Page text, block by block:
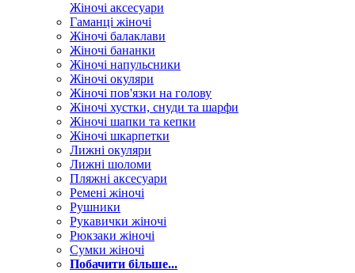
Жіночі аксесуари
Гаманці жіночі
Жіночі балаклави
Жіночі бананки
Жіночі напульсники
Жіночі окуляри
Жіночі пов'язки на голову
Жіночі хустки, снуди та шарфи
Жіночі шапки та кепки
Жіночі шкарпетки
Лижні окуляри
Лижні шоломи
Пляжні аксесуари
Ремені жіночі
Рушники
Рукавички жіночі
Рюкзаки жіночі
Сумки жіночі
Побачити більше...